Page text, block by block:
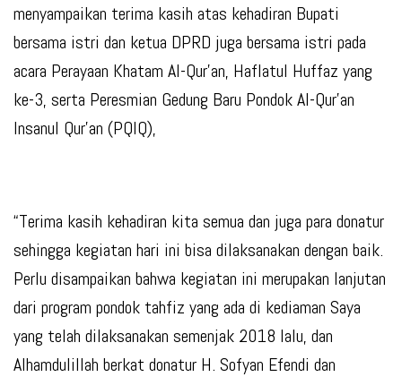
menyampaikan terima kasih atas kehadiran Bupati
bersama istri dan ketua DPRD juga bersama istri pada
acara Perayaan Khatam Al-Qur’an, Haflatul Huffaz yang
ke-3, serta Peresmian Gedung Baru Pondok Al-Qur’an
Insanul Qur’an (PQIQ),
“Terima kasih kehadiran kita semua dan juga para donatur
sehingga kegiatan hari ini bisa dilaksanakan dengan baik.
Perlu disampaikan bahwa kegiatan ini merupakan lanjutan
dari program pondok tahfiz yang ada di kediaman Saya
yang telah dilaksanakan semenjak 2018 lalu, dan
Alhamdulillah berkat donatur H. Sofyan Efendi dan